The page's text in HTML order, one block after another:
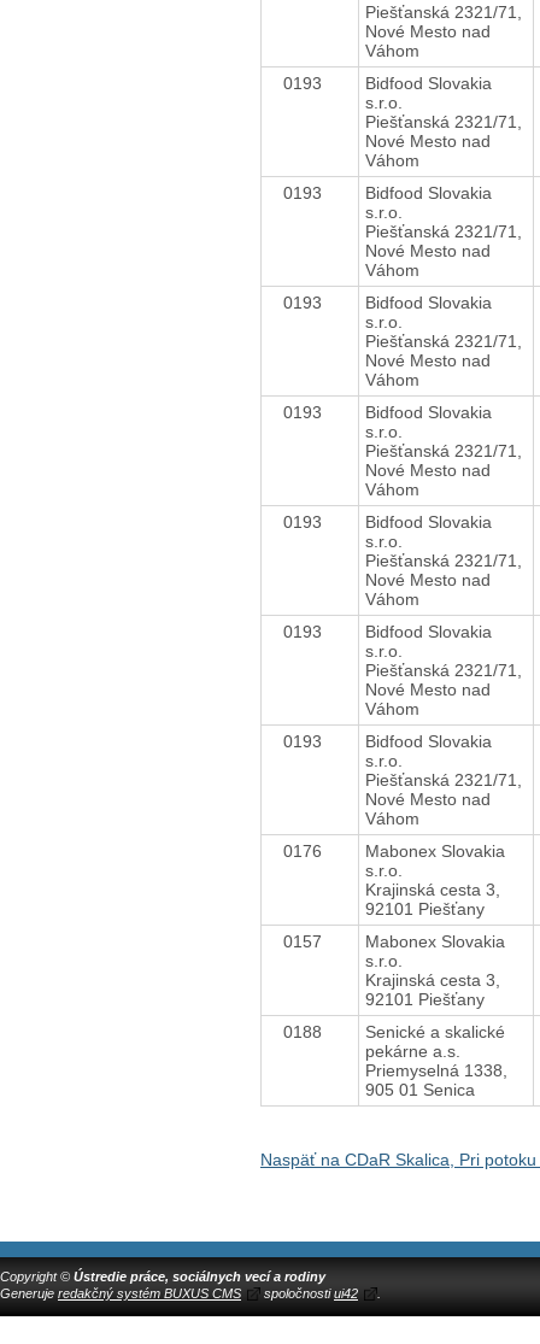
Piešťanská 2321/71,
Nové Mesto nad
Váhom
0193
Bidfood Slovakia
s.r.o.
Piešťanská 2321/71,
Nové Mesto nad
Váhom
0193
Bidfood Slovakia
s.r.o.
Piešťanská 2321/71,
Nové Mesto nad
Váhom
0193
Bidfood Slovakia
s.r.o.
Piešťanská 2321/71,
Nové Mesto nad
Váhom
0193
Bidfood Slovakia
s.r.o.
Piešťanská 2321/71,
Nové Mesto nad
Váhom
0193
Bidfood Slovakia
s.r.o.
Piešťanská 2321/71,
Nové Mesto nad
Váhom
0193
Bidfood Slovakia
s.r.o.
Piešťanská 2321/71,
Nové Mesto nad
Váhom
0193
Bidfood Slovakia
s.r.o.
Piešťanská 2321/71,
Nové Mesto nad
Váhom
0176
Mabonex Slovakia
s.r.o.
Krajinská cesta 3,
92101 Piešťany
0157
Mabonex Slovakia
s.r.o.
Krajinská cesta 3,
92101 Piešťany
0188
Senické a skalické
pekárne a.s.
Priemyselná 1338,
905 01 Senica
Naspäť na CDaR Skalica, Pri potoku
Copyright © Ústredie práce, sociálnych vecí a rodiny
Generuje redakčný systém BUXUS CMS spoločnostiui42